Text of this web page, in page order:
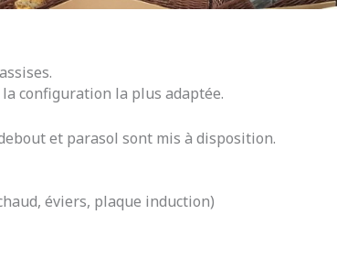
configuration la plus adaptée.
et parasol sont mis à disposition.
éviers, plaque induction)